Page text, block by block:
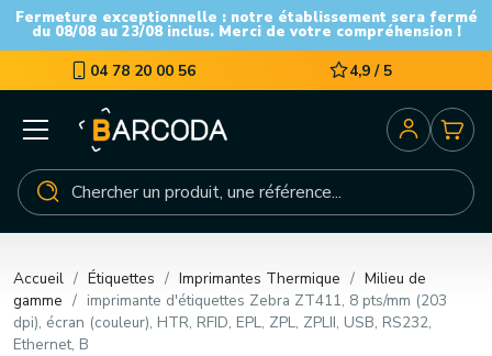
Fermeture exceptionnelle : notre établissement sera fermé
du 08/08 au 23/08 inclus. Merci de votre compréhension !
04 78 20 00 56 4,9 / 5
Accueil Étiquettes Imprimantes Thermique
Milieu de
gamme
imprimante d'étiquettes Zebra ZT411, 8 pts/mm (203
dpi), écran (couleur), HTR, RFID, EPL, ZPL, ZPLII, USB, RS232,
Ethernet, B